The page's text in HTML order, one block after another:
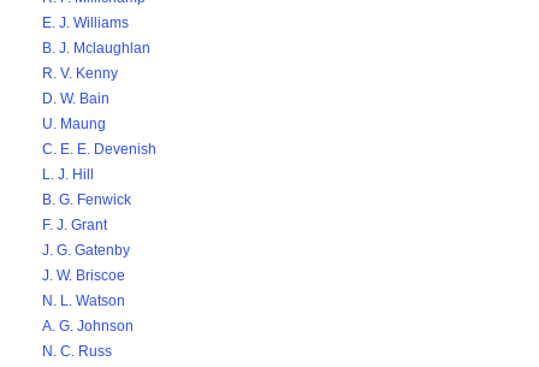
E. J. Williams
B. J. Mclaughlan
R. V. Kenny
D. W. Bain
U. Maung
C. E. E. Devenish
L. J. Hill
B. G. Fenwick
F. J. Grant
J. G. Gatenby
J. W. Briscoe
N. L. Watson
A. G. Johnson
N. C. Russ